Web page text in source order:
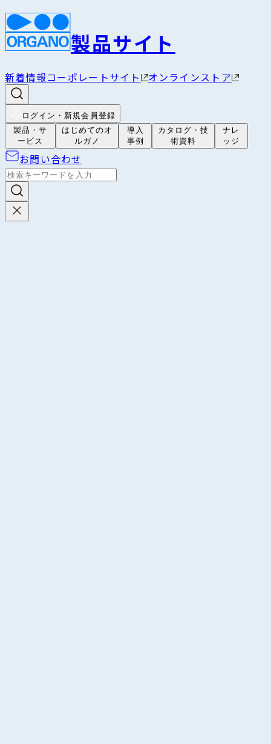
製品サイト
新着情報コーポレートサイト オンラインストア
ログイン・新規会員登録
製品・サ
ービス
はじめてのオ
ルガノ
導入
事例
カタログ・技
術資料
ナレ
ッジ
お問い合わせ